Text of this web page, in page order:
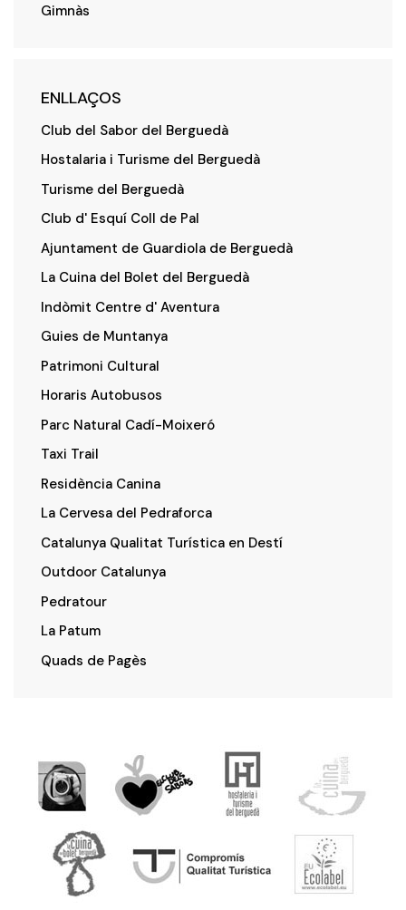
Gimnàs
ENLLAÇOS
Club del Sabor del Berguedà
Hostalaria i Turisme del Berguedà
Turisme del Berguedà
Club d' Esquí Coll de Pal
Ajuntament de Guardiola de Berguedà
La Cuina del Bolet del Berguedà
Indòmit Centre d' Aventura
Guies de Muntanya
Patrimoni Cultural
Horaris Autobusos
Parc Natural Cadí-Moixeró
Taxi Trail
Residència Canina
La Cervesa del Pedraforca
Catalunya Qualitat Turística en Destí
Outdoor Catalunya
Pedratour
La Patum
Quads de Pagès